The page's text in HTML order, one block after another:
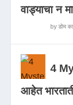
वाड्याचा न
byडोम
4
आहेत